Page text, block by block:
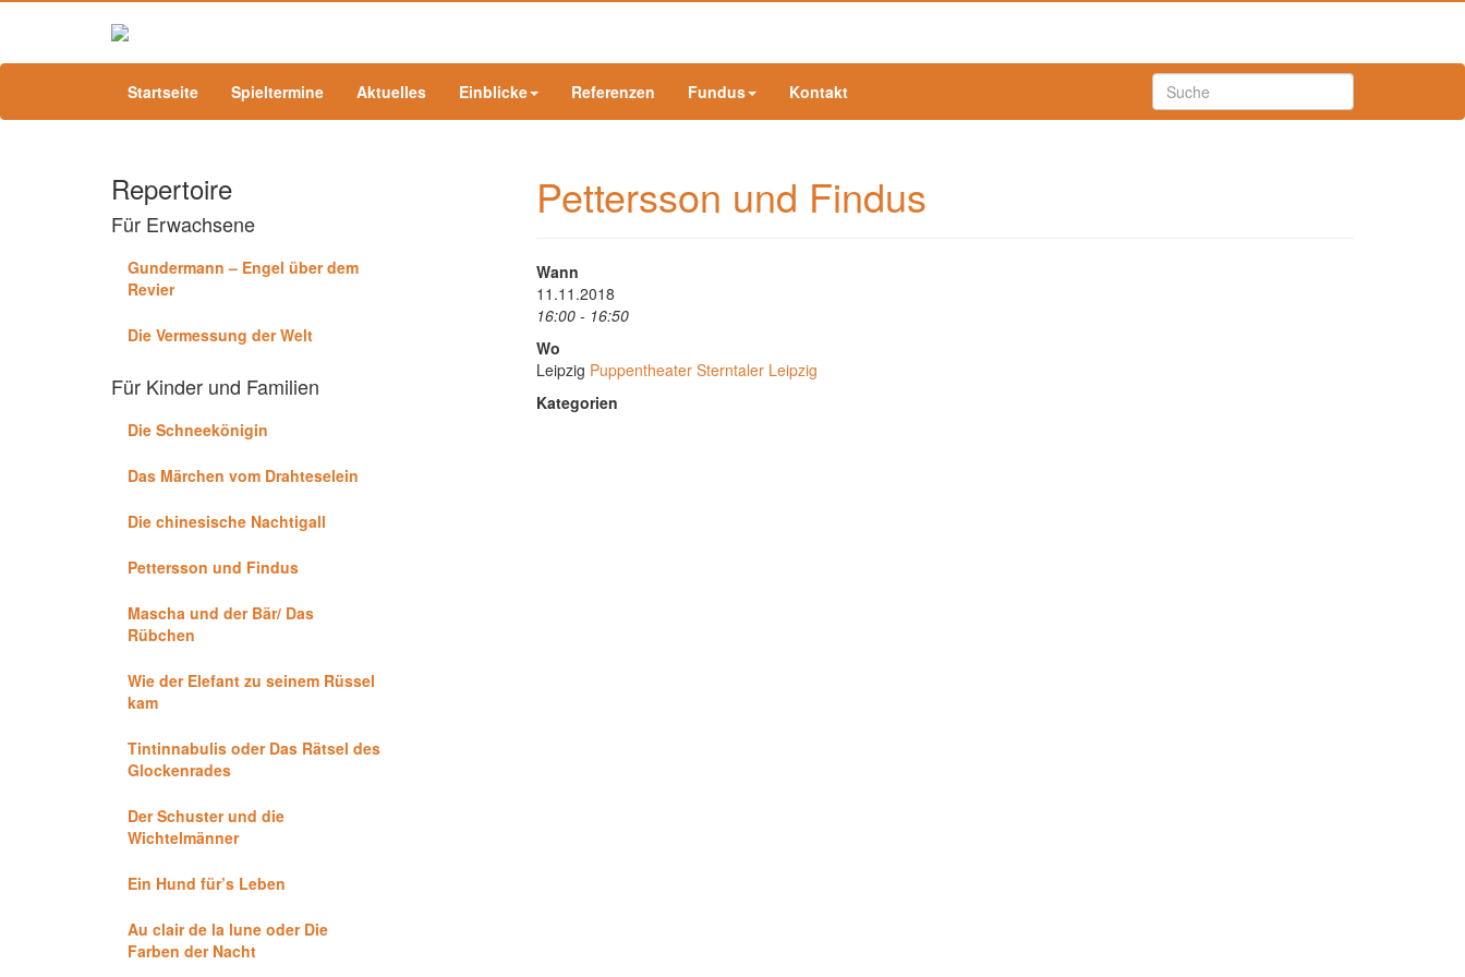
Startseite Spieltermine Aktuelles Einblicke Referenzen Fundus Kontakt
Repertoire
Für Erwachsene
Gundermann – Engel über dem
Revier
Die Vermessung der Welt
Für Kinder und Familien
Die Schneekönigin
Das Märchen vom Drahteselein
Die chinesische Nachtigall
Pettersson und Findus
Mascha und der Bär/ Das
Rübchen
Wie der Elefant zu seinem Rüssel
kam
Tintinnabulis oder Das Rätsel des
Glockenrades
Der Schuster und die
Wichtelmänner
Ein Hund für’s Leben
Au clair de la lune oder Die
Farben der Nacht
Pettersson und Findus
Wann
11.11.2018
16:00 - 16:50
Wo
Leipzig Puppentheater Sterntaler Leipzig
Kategorien